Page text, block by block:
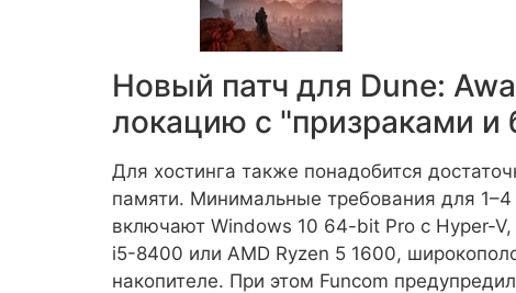
Новый патч для Dune:
локацию с "призраками и
Для хостинга также понадобится
памяти. Минимальные требования для
включают Windows 10 64-bit Pro с Hyper-
i5-8400 или AMD Ryzen 5 1600,
накопителе. При этом Funcom